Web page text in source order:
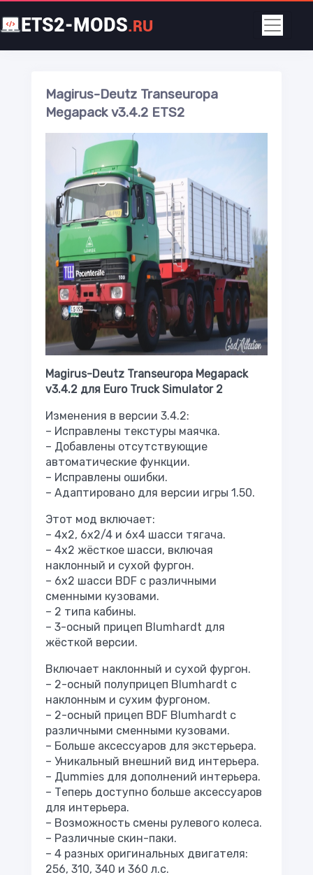
ETS2-MODS.RU
Magirus-Deutz Transeuropa
Megapack v3.4.2 ETS2
Magirus-Deutz Transeuropa Megapack
v3.4.2 для Euro Truck Simulator 2
Изменения в версии 3.4.2:
– Исправлены текстуры маячка.
– Добавлены отсутствующие
автоматические функции.
– Исправлены ошибки.
– Адаптировано для версии игры 1.50.
Этот мод включает:
– 4x2, 6x2/4 и 6x4 шасси тягача.
– 4x2 жёсткое шасси, включая
наклонный и сухой фургон.
– 6x2 шасси BDF с различными
сменными кузовами.
– 2 типа кабины.
– 3-осный прицеп Blumhardt для
жёсткой версии.
Включает наклонный и сухой фургон.
– 2-осный полуприцеп Blumhardt с
наклонным и сухим фургоном.
– 2-осный прицеп BDF Blumhardt с
различными сменными кузовами.
– Больше аксессуаров для экстерьера.
– Уникальный внешний вид интерьера.
– Дummies для дополнений интерьера.
– Теперь доступно больше аксессуаров
для интерьера.
– Возможность смены рулевого колеса.
– Различные скин-паки.
– 4 разных оригинальных двигателя:
256, 310, 340 и 360 л.с.